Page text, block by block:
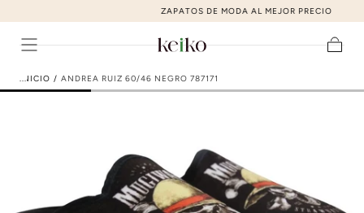
ir al contenido
ZAPATOS DE MODA AL MEJOR PRECIO
INICIO / ANDREA RUIZ 60/46 NEGRO 787171